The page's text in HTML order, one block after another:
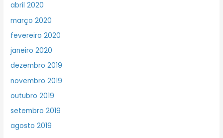
abril 2020
março 2020
fevereiro 2020
janeiro 2020
dezembro 2019
novembro 2019
outubro 2019
setembro 2019
agosto 2019